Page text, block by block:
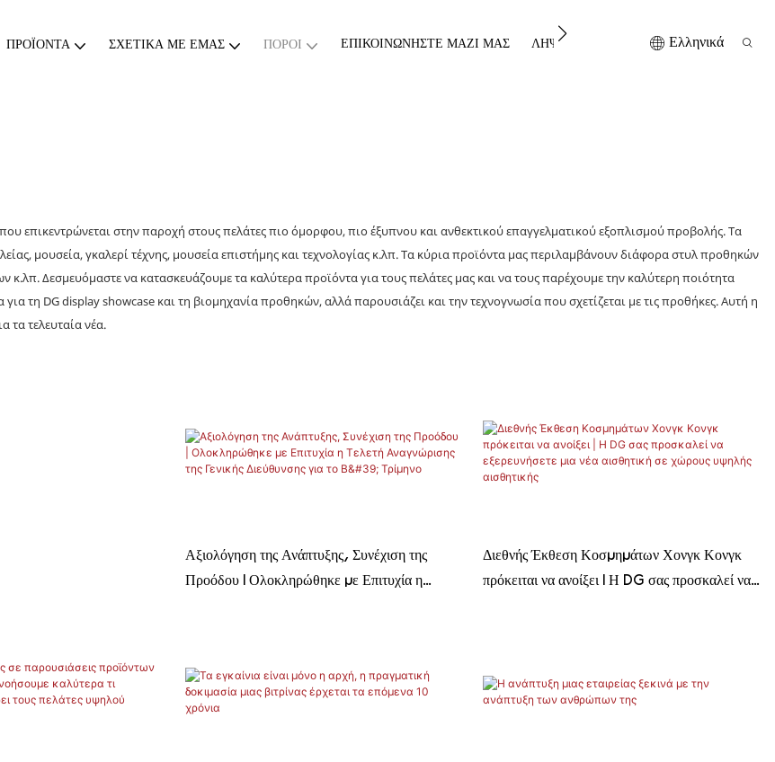
ΠΡΟΪΌΝΤΑ ΣΧΕΤΙΚΆ ΜΕ ΕΜΆΣ ΠΌΡΟΙ ΕΠΙΚΟΙΝΩΝΉΣΤΕ ΜΑΖΊ ΜΑΣ ΛΉΨΗ Ελληνικά
επικεντρώνεται στην παροχή στους πελάτες πιο όμορφου, πιο έξυπνου και ανθεκτικού επαγγελματικού εξοπλισμού προβολής. Τα
μουσεία, γκαλερί τέχνης, μουσεία επιστήμης και τεχνολογίας κ.λπ. Τα κύρια προϊόντα μας περιλαμβάνουν διάφορα στυλ προθηκών
Δεσμευόμαστε να κατασκευάζουμε τα καλύτερα προϊόντα για τους πελάτες μας και να τους παρέχουμε την καλύτερη ποιότητα
τη DG display showcase και τη βιομηχανία προθηκών, αλλά παρουσιάζει και την τεχνογνωσία που σχετίζεται με τις προθήκες. Αυτή η
τα τελευταία νέα.
Αξιολόγηση της Ανάπτυξης, Συνέχιση της
Προόδου | Ολοκληρώθηκε με Επιτυχία η
Διεθνής Έκθεση Κοσμημάτων Χονγκ Κονγκ
πρόκειται να ανοίξει | Η DG σας προσκαλεί να